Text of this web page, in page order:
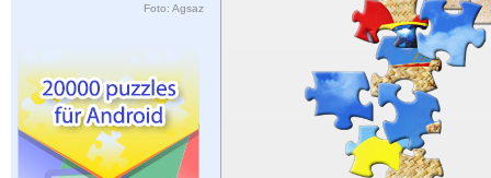
Foto: Agsaz